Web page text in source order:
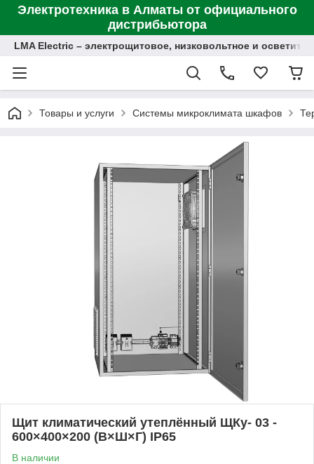
Электротехника в Алматы от официального
дистрибьютора
LMA Electric – электрощитовое, низковольтное и
Товары и услуги Системы микроклимата шкафов
Щит климатический утеплённый ЩКу- 03 -
600×400×200 (В×Ш×Г) IP65
В наличии